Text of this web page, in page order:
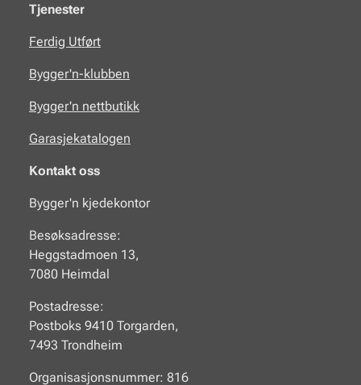
Tjenester
Ferdig Utført
Bygger'n-klubben
Bygger'n nettbutikk
Garasjekatalogen
Kontakt oss
Bygger'n kjedekontor
Besøksadresse:
Heggstadmoen 13,
7080 Heimdal
Postadresse:
Postboks 9410 Torgarden,
7493 Trondheim
Organisasjonsnummer: 816